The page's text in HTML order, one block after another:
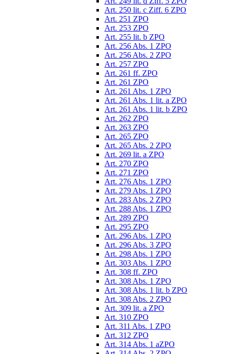
Art. 250 lit. c Ziff. 6 ZPO
Art. 251 ZPO
Art. 253 ZPO
Art. 255 lit. b ZPO
Art. 256 Abs. 1 ZPO
Art. 256 Abs. 2 ZPO
Art. 257 ZPO
Art. 261 ff. ZPO
Art. 261 ZPO
Art. 261 Abs. 1 ZPO
Art. 261 Abs. 1 lit. a ZPO
Art. 261 Abs. 1 lit. b ZPO
Art. 262 ZPO
Art. 263 ZPO
Art. 265 ZPO
Art. 265 Abs. 2 ZPO
Art. 269 lit. a ZPO
Art. 270 ZPO
Art. 271 ZPO
Art. 276 Abs. 1 ZPO
Art. 279 Abs. 1 ZPO
Art. 283 Abs. 2 ZPO
Art. 288 Abs. 1 ZPO
Art. 289 ZPO
Art. 295 ZPO
Art. 296 Abs. 1 ZPO
Art. 296 Abs. 3 ZPO
Art. 298 Abs. 1 ZPO
Art. 303 Abs. 1 ZPO
Art. 308 ff. ZPO
Art. 308 Abs. 1 ZPO
Art. 308 Abs. 1 lit. b ZPO
Art. 308 Abs. 2 ZPO
Art. 309 lit. a ZPO
Art. 310 ZPO
Art. 311 Abs. 1 ZPO
Art. 312 ZPO
Art. 314 Abs. 1 aZPO